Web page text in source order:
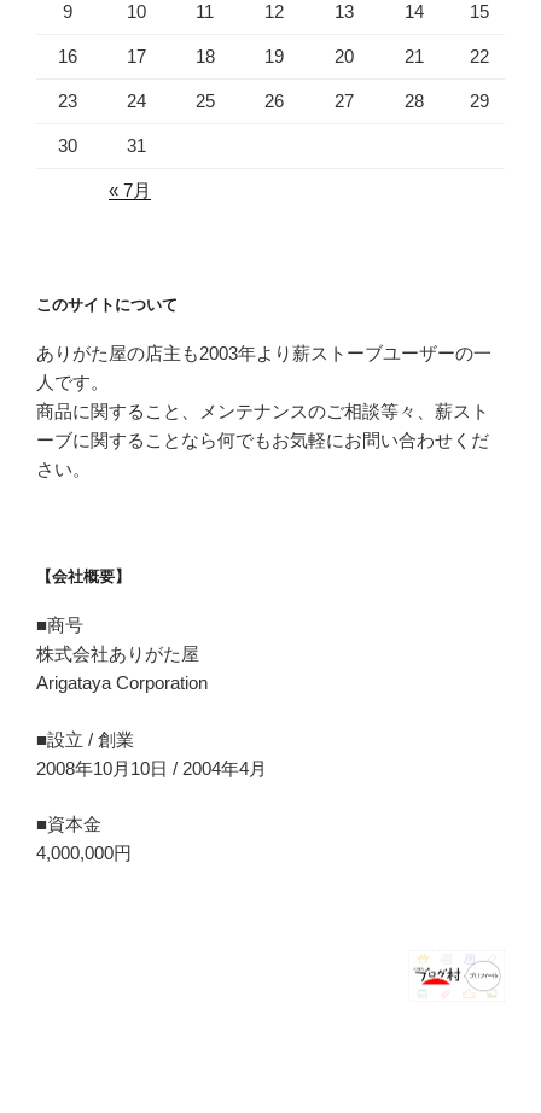
9 10 11 12 13 14 15
16 17 18 19 20 21 22
23 24 25 26 27 28 29
30 31
« 7月
このサイトについて
ありがた屋の店主も2003年より薪ストーブユーザーの一
人です。
商品に関すること、メンテナンスのご相談等々、薪スト
ーブに関することなら何でもお気軽にお問い合わせくだ
さい。
【会社概要】
■商号
株式会社ありがた屋
Arigataya Corporation
■設立 / 創業
2008年10月10日 / 2004年4月
■資本金
4,000,000円